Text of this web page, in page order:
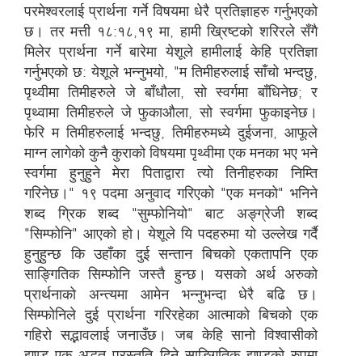
परमेश्वरलाई प्रार्थना गर्ने विषयमा धेरै प्रतिज्ञाहरु गर्नुभएको
छ। तर मत्ती १८:१८,१९ मा, हामी ख्रिष्टको शरिरले सँगै
मिलेर प्रार्थना गर्ने बारेमा येशूले हामीलाई केहि प्रतिज्ञा
गर्नुभएको छ: येशूले भन्नुभयो, "म तिमीहरुलाई साँचो भन्दछु,
पृथ्वीमा तिमीहरुले जे बाँधौला, सो स्वर्गमा बाँधिनेछ; र
पृथ्वामा तिमीहरुले जे फुकाऔला, सो स्वर्गमा फुकाइनेछ।
फेरि म तिमीहरुलाई भन्दछु, तिमीहरुमध्ये दुईजना, आफूले
माग्न लागेको कुनै कुराको विषयमा पृथ्वीमा एक मनका भए भने
स्वर्गमा हुनुहुने मेरा पिताद्वारा त्यो तिनीहरुका निम्ति
गरिनेछ।" १९ पदमा अनुवाद गरिएको "एक मनको" भनिने
शब्द ग्रिक शब्द "सुम्फोनियो" बाट अङ्ग्रेजी शब्द
"सिम्फोनि" आएको हो। येशूले यि पदहरुमा यो उल्लेख गर्दै
हुनुहुन्छ कि उहाँका दुई सन्तान बिचको एकतापनि एक
साङ्गितिक सिम्फोनि जस्तै हुन्छ। यसको अर्थ अरुको
प्रार्थनाको अन्त्यमा आमेन भन्नुभन्दा धेरै बढि छ।
सिम्फोनिले दुई प्रार्थना गरिरहेका आत्माको बिचको एक
गहिरो सद्भावलाई जनाउँछ। जब केहि सानो विश्वासीको